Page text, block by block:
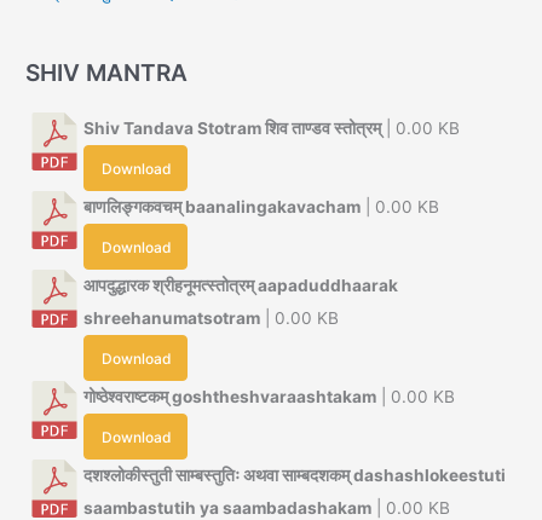
SHIV MANTRA
Shiv Tandava Stotram शिव ताण्डव स्तोत्रम्| 0.00 KB
Download
बाणलिङ्गकवचम् baanalingakavacham | 0.00 KB
Download
आपदुद्धारक श्रीहनूमत्स्तोत्रम् aapaduddhaarak
shreehanumatsotram | 0.00 KB
Download
गोष्ठेश्वराष्टकम् goshtheshvaraashtakam | 0.00 KB
Download
दशश्लोकीस्तुती साम्बस्तुतिः अथवा साम्बदशकम् dashashlokeestuti
saambastutih ya saambadashakam | 0.00 KB